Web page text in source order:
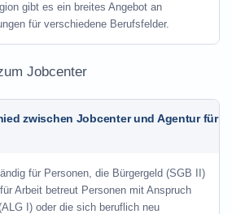
gibt es ein breites Angebot an
für verschiedene Berufsfelder.
Jobcenter
zwischen Jobcenter und Agentur für
für Personen, die Bürgergeld (SGB II)
Arbeit betreut Personen mit Anspruch
I) oder die sich beruflich neu